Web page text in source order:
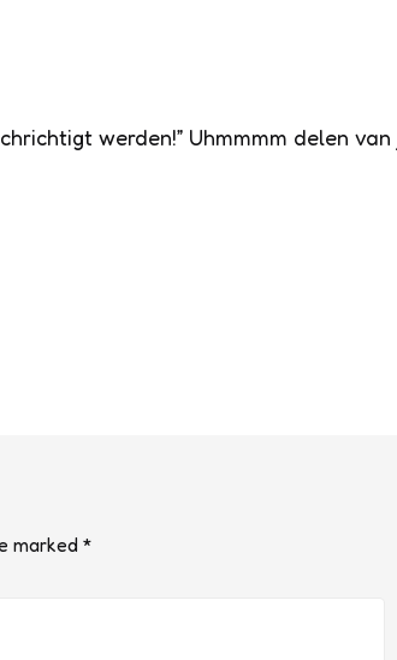
werden!” Uhmmmm delen van
marked *